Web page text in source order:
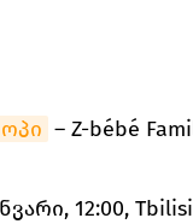
– Z-bébé
12:00,